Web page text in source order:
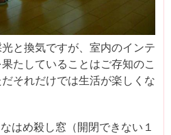
と換気ですが、室内のインテ
たしていることはご存知のこ
それだけでは生活が楽しくな
はめ殺し窓（開閉できない１